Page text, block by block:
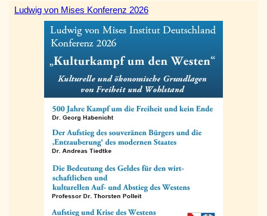
Ludwig von Mises Konferenz 2026